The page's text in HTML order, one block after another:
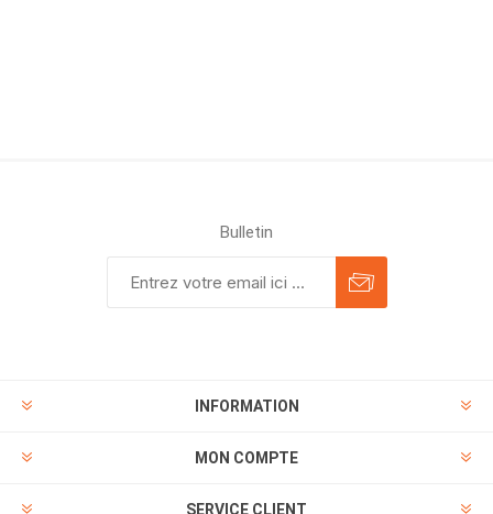
Bulletin
INFORMATION
MON COMPTE
SERVICE CLIENT